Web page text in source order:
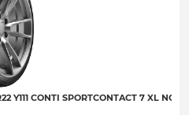
Y111 CONTI SPORTCONTACT 7 XL NC0